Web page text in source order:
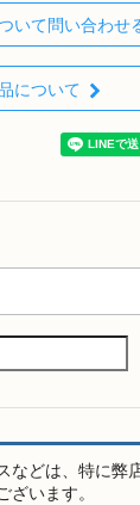
いて問い合わせ
について
などは、特に弊
ざいます。